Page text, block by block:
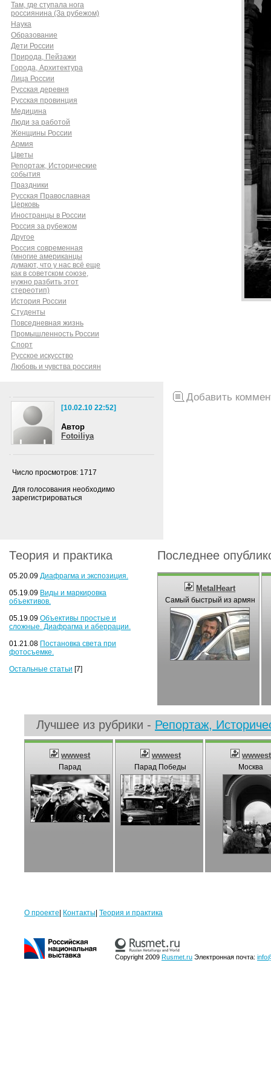
Там, где ступала нога
россиянина (За рубежом)
Наука
Образование
Дети России
Природа, Пейзажи
Города, Архитектура
Лица России
Русская деревня
Русская провинция
Медицина
Люди за работой
Женщины России
Армия
Цветы
Репортаж, Исторические
события
Праздники
Русская Православная
Церковь
Иностранцы в России
Россия за рубежом
Другое
Россия современная
(многие американцы
думают, что у нас всё еще
как в советском союзе,
нужно разбить этот
стереотип)
История России
Cтуденты
Повседневная жизнь
Промышленность России
Спорт
Русское искусство
Любовь и чувства россиян
[10.02.10 22:52]
Автор
Fotoiliya
Число просмотров: 1717
Для голосования необходимо
зарегистрироваться
Добавить
Теория и практика
05.20.09 Диафрагма и экспозиция.
05.19.09 Виды и маркировка
объективов.
05.19.09 Объективы простые и
сложные. Диафрагма и аберрации.
01.21.08 Постановка света при
фотосъемке.
Остальные статьи [7]
Последнее
MetalHeart
Самый быстрый из армян
Лучшее из рубрики - Репортаж,
wwwest
Парад
wwwest
Парад Победы
wwwest
Москва
О проекте Контакты Теория и практика
Copyright 2009 Rusmet.ru Электронная почта: